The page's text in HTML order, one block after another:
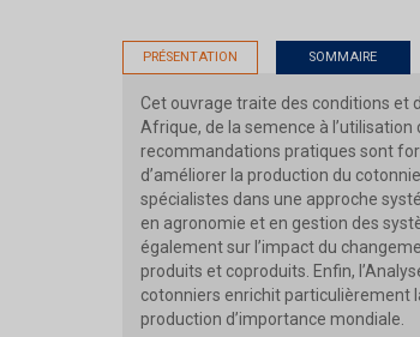
PRÉSENTATION SOMMAIRE
Cet ouvrage traite des conditions et
Afrique, de la semence à
recommandations pratiques sont
d’améliorer la production du
spécialistes dans une approche
en agronomie et en gestion des
également sur l’impact du
produits et coproduits. Enfin,
cotonniers enrichit particulièrement
production d’importance mondiale.